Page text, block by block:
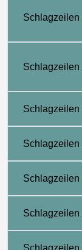
Schlagzeilen
Schlagzeilen
Schlagzeilen
Schlagzeilen
Schlagzeilen
Schlagzeilen